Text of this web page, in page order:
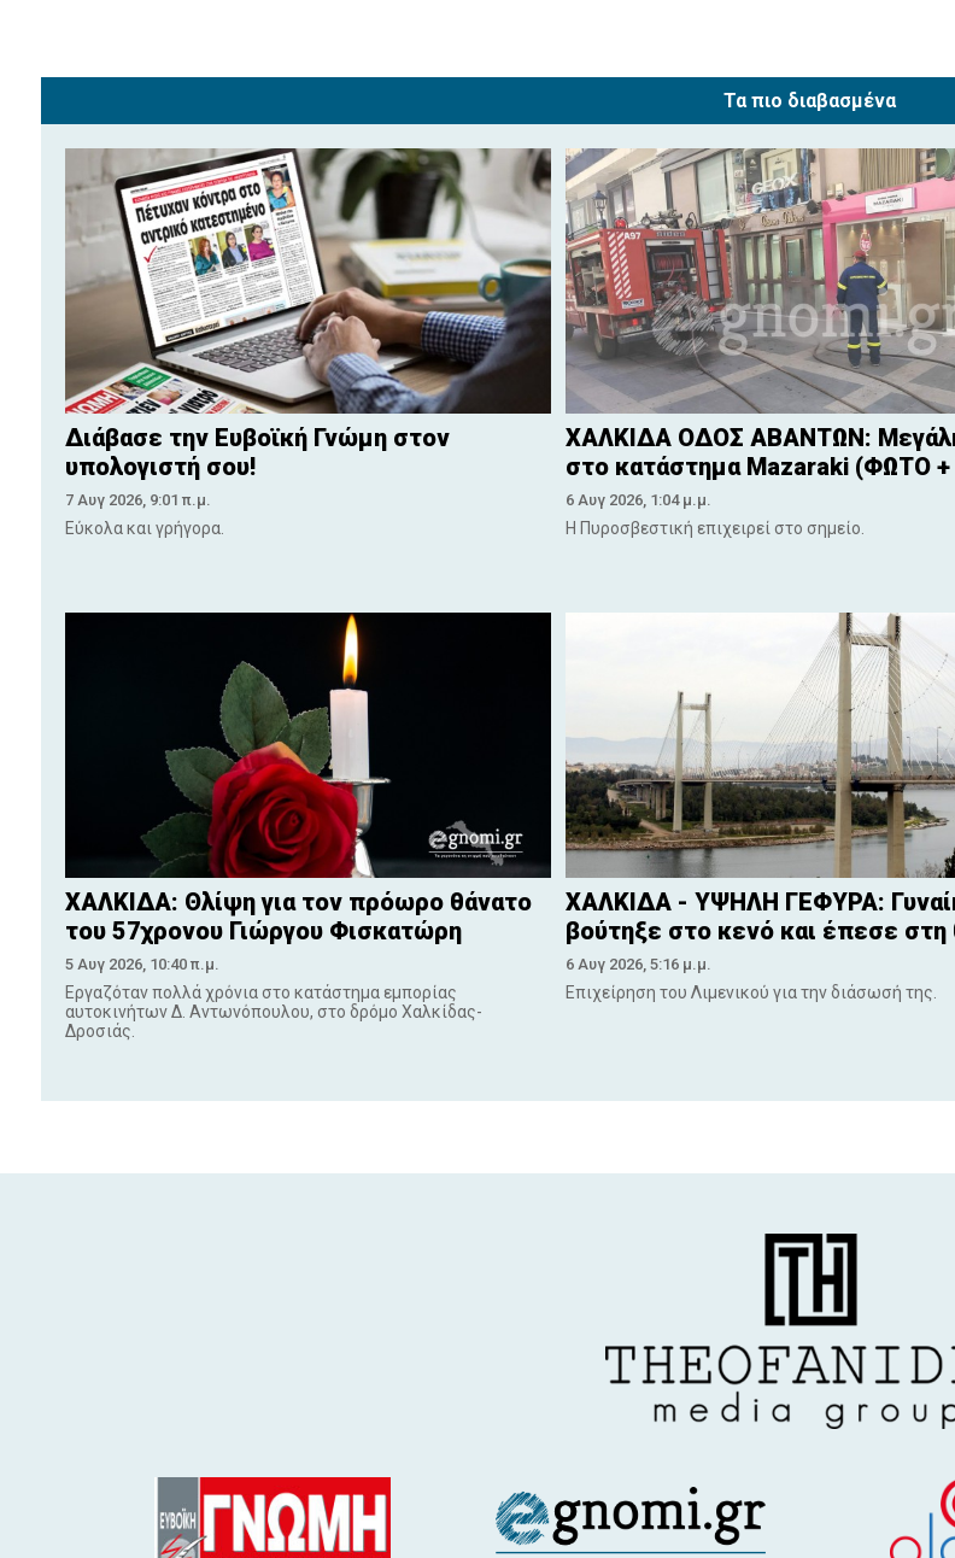
Τα πιο διαβασμένα
Διάβασε την Ευβοϊκή Γνώμη στον
υπολογιστή σου!
7 Αυγ 2026, 9:01 π.μ.
Εύκολα και γρήγορα.
ΧΑΛΚΙΔΑ ΟΔΟΣ ΑΒΑΝΤΩΝ:
στο κατάστημα Mazaraki (ΦΩΤΟ +
6 Αυγ 2026, 1:04 μ.μ.
Η Πυροσβεστική επιχειρεί στο σημείο.
ΧΑΛΚΙΔΑ: Θλίψη για τον πρόωρο θάνατο
του 57χρονου Γιώργου Φισκατώρη
5 Αυγ 2026, 10:40 π.μ.
Εργαζόταν πολλά χρόνια στο κατάστημα εμπορίας
αυτοκινήτων Δ. Αντωνόπουλου, στο δρόμο Χαλκίδας-
Δροσιάς.
ΧΑΛΚΙΔΑ - ΥΨΗΛΗ ΓΕΦΥΡΑ:
βούτηξε στο κενό και έπεσε στη
6 Αυγ 2026, 5:16 μ.μ.
Επιχείρηση του Λιμενικού για την διάσωσή της.